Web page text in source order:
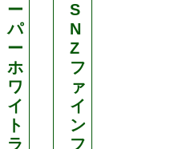
ー
パ
ー
ホ
ワ
イ
ト
ラ
S
N
Z
フ
ァ
イ
ン
フ